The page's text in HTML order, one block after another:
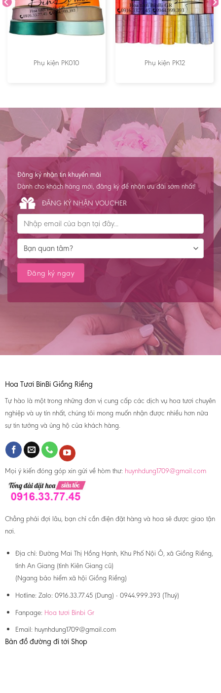
Phụ kiện PK010 Phụ kiện PK12
Đăng ký nhận tin khuyến mãi
Dành cho khách hàng mới, đăng ký để nhận ưu đãi sớm nhất!
ĐĂNG KÝ NHẬN VOUCHER
Hoa Tươi BinBi Giồng Riềng
Tự hào là một trong những đơn vị cung cấp các dịch vụ hoa tươi chuyên
nghiệp và uy tín nhất, chúng tôi mong muốn nhận được nhiều hơn nữa
sự tin tưởng và ủng hộ của khách hàng.
Mọi ý kiến đóng góp xin gửi về hòm thư: huynhdung1709@gmail.com
Chẳng phải đợi lâu, bạn chỉ cần điện đặt hàng và hoa sẽ được giao tận
nơi.
Địa chỉ: Đường Mai Thị Hồng Hạnh, Khu Phố Nội Ô, xã Giồng Riềng,
tỉnh An Giang (tỉnh Kiên Giang cũ)
(Ngang bảo hiểm xã hội Giồng Riềng)
Hotline: Zalo: 0916.33.77.45 (Dung) - 0944.999.393 (Thuý)
Fanpage: Hoa tươi Binbi Gr
Email: huynhdung1709@gmail.com
Bản đồ đường đi tới Shop